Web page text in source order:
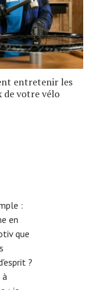
entretenir les
de votre vélo
:
en
que
?
à